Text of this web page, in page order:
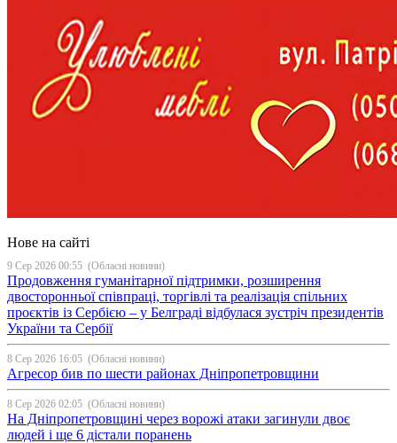
Нове на сайті
9 Сер 2026 00:55 (Обласні новини)
Продовження гуманітарної підтримки, розширення
двосторонньої співпраці, торгівлі та реалізація спільних
проєктів із Сербією – у Белграді відбулася зустріч президентів
України та Сербії
8 Сер 2026 16:05 (Обласні новини)
Агресор бив по шести районах Дніпропетровщини
8 Сер 2026 02:05 (Обласні новини)
На Дніпропетровщині через ворожі атаки загинули двоє
людей і ще 6 дістали поранень